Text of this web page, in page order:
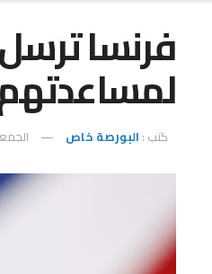
فرنسا
لمساعدتهم
كتب : البورصة خاص الجمعة 25